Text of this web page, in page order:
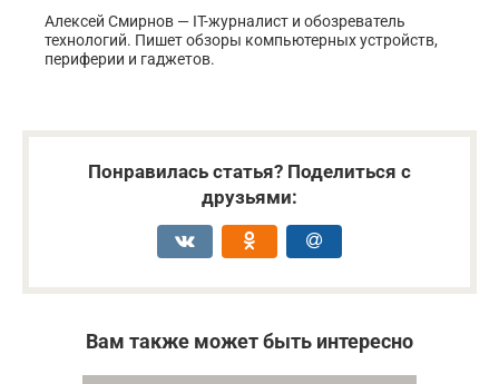
Алексей Смирнов — IT-журналист и обозреватель
технологий. Пишет обзоры компьютерных устройств,
периферии и гаджетов.
Понравилась статья? Поделиться с
друзьями:
Вам также может быть интересно